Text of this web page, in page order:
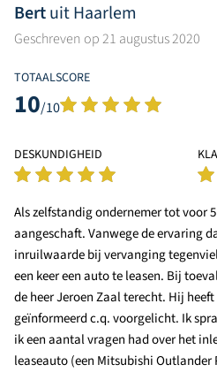
Bertuit Haarlem
Geschreven op 21 augustus 2020
TOTAALSCORE
10/10
DESKUNDIGHEID
Als zelfstandig ondernemer tot voor
aangeschaft. Vanwege de ervaring
inruilwaarde bij vervanging
een keer een auto te leasen. Bij
de heer Jeroen Zaal terecht. Hij
geïnformeerd c.q. voorgelicht. Ik
ik een aantal vragen had over het
leaseauto (een Mitsubishi Outlander